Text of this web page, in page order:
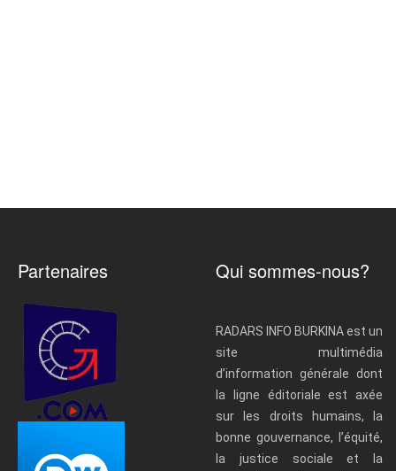
Partenaires Qui sommes-nous?
RADARS INFO BURKINA est un
site multimédia
d’information générale dont
la ligne éditoriale est axée
sur les droits humains, la
bonne gouvernance, l’équité,
la justice sociale et la